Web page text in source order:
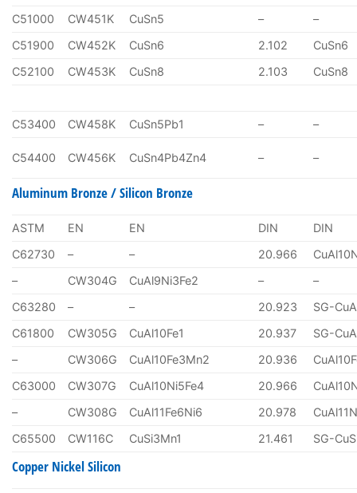
C51000
CW451K CuSn5 –
–
C51900
CW452K CuSn6 2.102
CuSn6
C52100
CW453K CuSn8 2.103 CuSn8
C53400 CW458K CuSn5Pb1 – –
C54400 CW456K CuSn4Pb4Zn4 – –
Aluminum Bronze / Silicon Bronze
ASTM EN EN DIN
DIN
C62730
– – 20.966
–
CW304G CuAl9Ni3Fe2 –
–
C63280
– – 20.923
SG-
C61800
CW305G CuAl10Fe1 20.937
SG-
–
CW306G CuAl10Fe3Mn2 20.936
C63000
CW307G CuAl10Ni5Fe4 20.966
–
CW308G CuAl11Fe6Ni6 20.978
C65500
CW116C CuSi3Mn1 21.461 SG-
Copper Nickel Silicon